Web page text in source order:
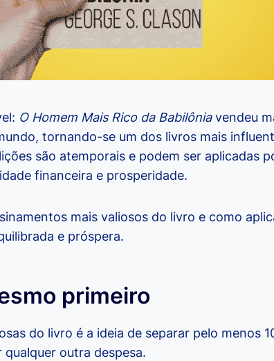
O Homem Mais Rico da Babilôniavendeu
tornando-se um dos livros mais
são atemporais e podem ser aplicadas
financeira e prosperidade.
mais valiosos do livro e como
e próspera.
primeiro
do livro é a ideia de separar pelo menos
outra despesa.